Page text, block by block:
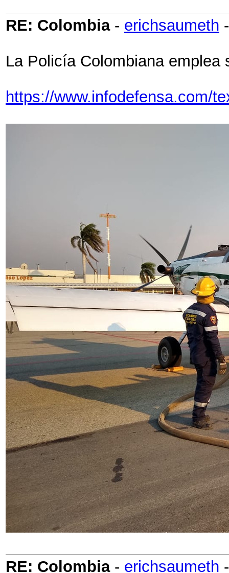
RE: Colombia- erichsaumeth
La Policía Colombiana emplea
https://www.infodefensa.com/
RE: Colombia- erichsaumeth